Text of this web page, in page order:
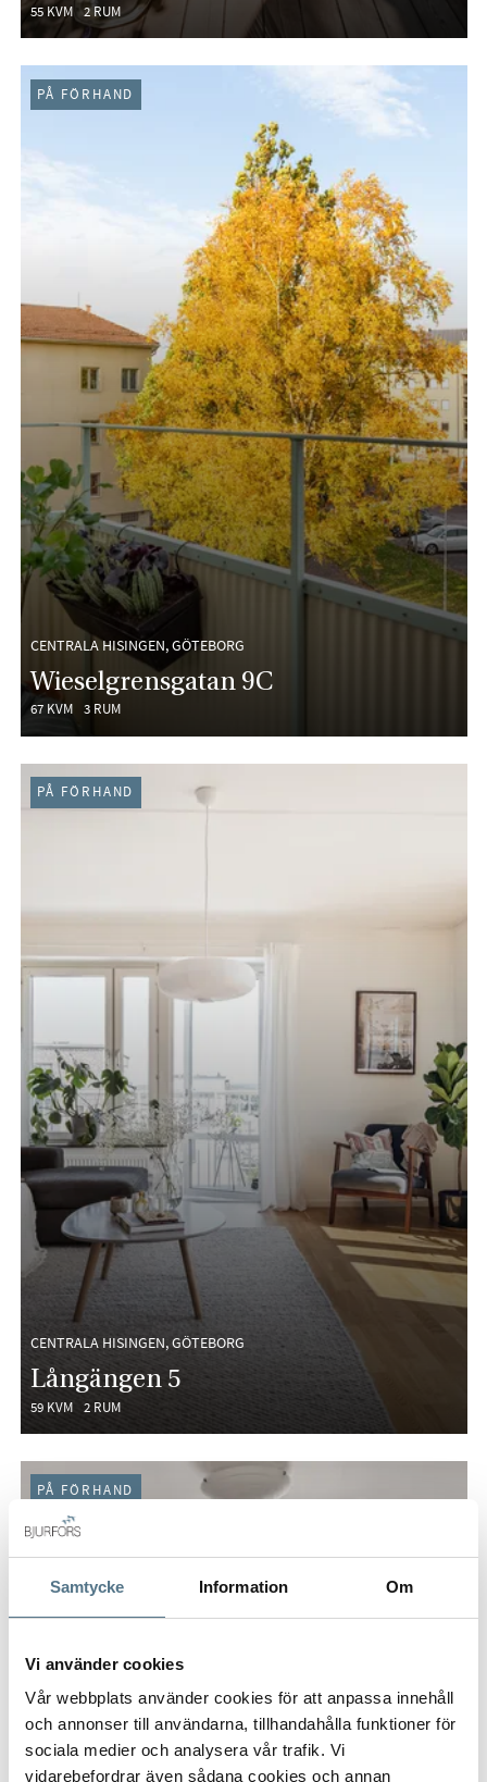
Samtycke Information Om
Vi använder cookies
Vår webbplats använder cookies för att anpassa innehåll
och annonser till användarna, tillhandahålla funktioner för
sociala medier och analysera vår trafik. Vi
vidarebefordrar även sådana cookies och annan
55 KVM 2 RUM
CENTRALA HISINGEN, GÖTEBORG
Wieselgrensgatan 9C
67 KVM 3 RUM
PÅ FÖRHAND
CENTRALA HISINGEN, GÖTEBORG
Långängen 5
59 KVM 2 RUM
PÅ FÖRHAND
PÅ FÖRHAND